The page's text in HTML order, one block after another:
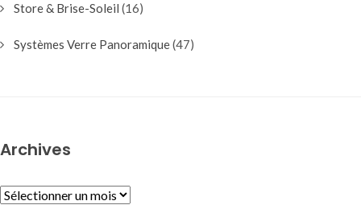
Store & Brise-Soleil (16)
Systèmes Verre Panoramique(47)
Archives
ARCHIVES